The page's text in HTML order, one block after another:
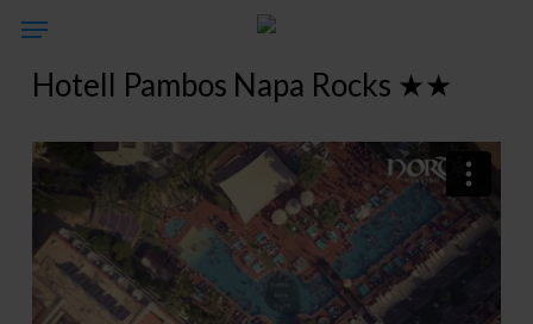
Skip
main
Menu
Hotell Pambos Napa Rocks ★★